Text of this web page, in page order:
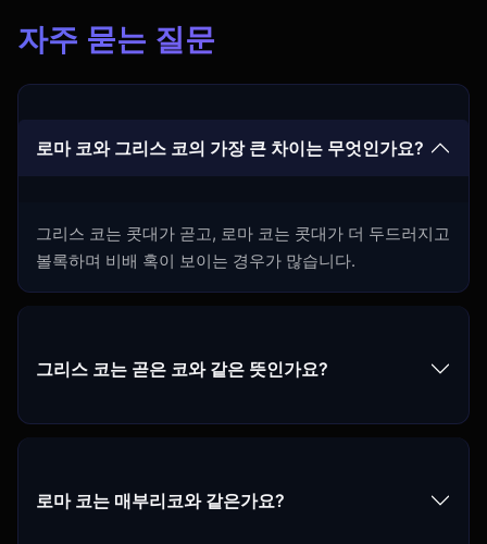
자주 묻는 질문
로마 코와 그리스 코의 가장 큰 차이는 무엇인가요?
그리스 코는 콧대가 곧고, 로마 코는 콧대가 더 두드러지고
볼록하며 비배 혹이 보이는 경우가 많습니다.
그리스 코는 곧은 코와 같은 뜻인가요?
로마 코는 매부리코와 같은가요?